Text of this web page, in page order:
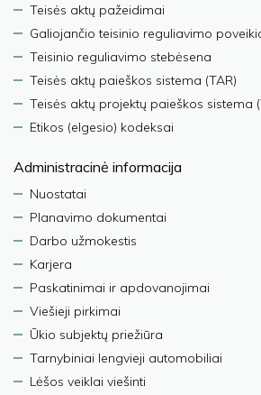
Teisės aktų pažeidimai
Galiojančio teisinio reguliavimo
Teisinio reguliavimo stebėsena
Teisės aktų paieškos sistema (TAR)
Teisės aktų projektų paieškos sistema
Etikos (elgesio) kodeksai
Administracinė informacija
Nuostatai
Planavimo dokumentai
Darbo užmokestis
Karjera
Paskatinimai ir apdovanojimai
Viešieji pirkimai
Ūkio subjektų priežiūra
Tarnybiniai lengvieji automobiliai
Lėšos veiklai viešinti